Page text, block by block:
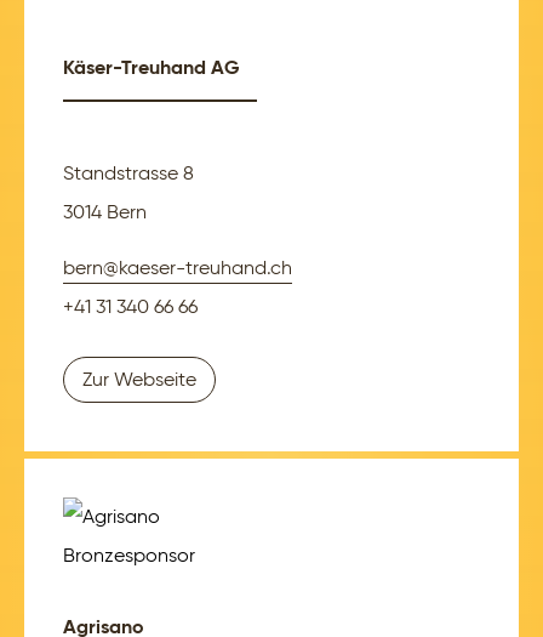
Käser-Treuhand AG
Standstrasse 8
3014 Bern
bern@kaeser-treuhand.ch
+41 31 340 66 66
Zur Webseite
Agrisano